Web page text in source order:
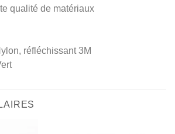
qualité de matériaux
réfléchissant 3M